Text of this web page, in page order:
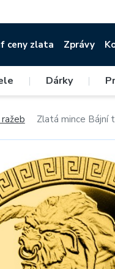
ceny zlata Zprávy
| Dárky |
Zlatá mince Bájní